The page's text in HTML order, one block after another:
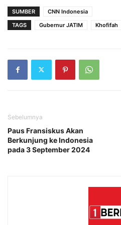
SUMBER
CNN Indonesia
TAGS
Gubernur JATIM Khofifah
Sebelumnya
Paus Fransiskus Akan
Berkunjung ke Indonesia
pada 3 September 2024